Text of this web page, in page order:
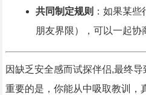
共同制定规则 ：如果某
朋友界限），可以一起协
因缺乏安全感而试探伴侣,最终
重要的是，你能从中吸取教训，